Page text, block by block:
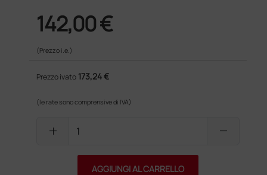
142,00 €
(Prezzo i.e.)
Prezzo ivato 173,24 €
(le rate sono comprensive di IVA)
add remove
AGGIUNGI AL CARRELLO